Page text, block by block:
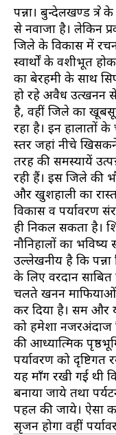
पन्ना। बुन्देलखण्ड
से नवाजा है। लेकिन
जिले के विकास में
स्वार्थों के वशीभूत
का बेरहमी के साथ
हो रहे अवैध उत्खनन
है, वहीं जिले का
रहा है। इन हालातों
स्तर जहां नीचे
तरह की समस्यायें
रही हैं। इस जिले की
और खुशहाली का
विकास व पर्यावरण
ही निकल सकता है।
नौनिहालों का भविष्य
उल्लेखनीय है कि
के लिए वरदान साबित
चलते खनन माफियाओं
कर दिया है। सक्षम और
को हमेशा नजरअंदाज
की आध्यात्मिक
पर्यावरण को दृष्टिगत
यह माँग रखी गई थी
बनाया जाये तथा
पहल की जाये। ऐसा
सृजन होगा वहीं